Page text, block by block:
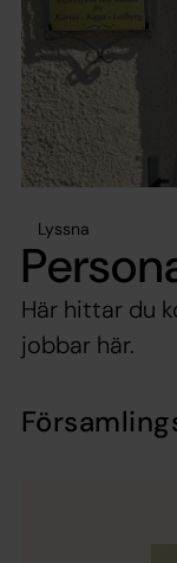
Lyssna
Här hittar du
jobbar här.